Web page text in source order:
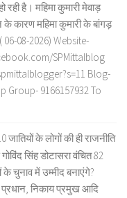
है। महिमा कुमारी मेवाड़
कारण महिमा कुमारी के बांगड़
08-2026) Website-
SPMittalblog
Blog-
Group- 9166157932 To
के लोगों की ही राजनीति
सिंह डोटासरा वंचित 82
के चुनाव में उम्मीद बनाएंगे?
प्रधान, निकाय प्रमुख आदि